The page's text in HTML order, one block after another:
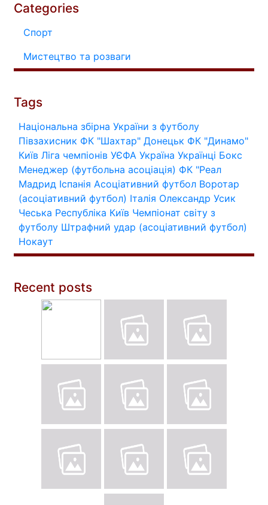
Categories
Спорт
Мистецтво та розваги
Tags
Національна збірна України з футболу
Півзахисник ФК "Шахтар" Донецьк ФК "Динамо"
Київ Ліга чемпіонів УЄФА Україна Українці Бокс
Менеджер (футбольна асоціація) ФК "Реал
Мадрид Іспанія Асоціативний футбол Воротар
(асоціативний футбол) Італія Олександр Усик
Чеська Республіка Київ Чемпіонат світу з
футболу Штрафний удар (асоціативний футбол)
Нокаут
Recent posts